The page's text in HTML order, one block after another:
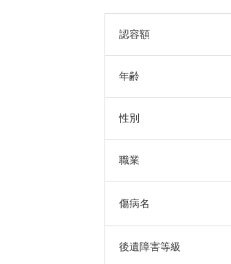
認容額
年齢
性別
職業
傷病名
後遺障害等級